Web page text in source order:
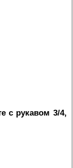
с рукавом 3/4,